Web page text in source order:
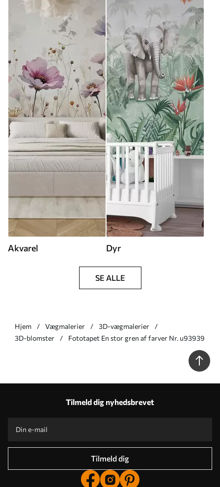
Akvarel Dyr
SE ALLE
Hjem Vægmalerier
3D-vægmalerier
3D-blomster
Fototapet En stor gren af farver Nr. u93939
Tilmeld dig nyhedsbrevet
Tilmeld dig